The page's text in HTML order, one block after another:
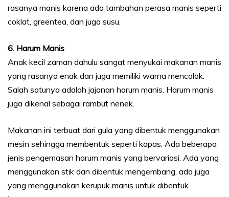
rasanya manis karena ada tambahan perasa manis seperti
coklat, greentea, dan juga susu.
6. Harum Manis
Anak kecil zaman dahulu sangat menyukai makanan manis
yang rasanya enak dan juga memiliki warna mencolok.
Salah satunya adalah jajanan harum manis. Harum manis
juga dikenal sebagai rambut nenek.
Makanan ini terbuat dari gula yang dibentuk menggunakan
mesin sehingga membentuk seperti kapas. Ada beberapa
jenis pengemasan harum manis yang bervariasi. Ada yang
menggunakan stik dan dibentuk mengembang, ada juga
yang menggunakan kerupuk manis untuk dibentuk